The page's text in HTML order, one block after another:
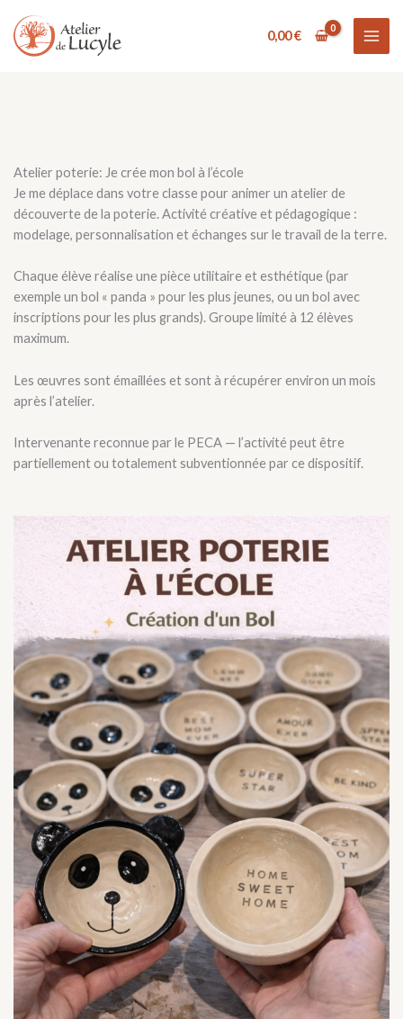
contenu
0,00€
Atelier poterie: Je crée mon bol à l’école
Je me déplace dans votre classe pour animer un atelier de
découverte de la poterie. Activité créative et pédagogique :
modelage, personnalisation et échanges sur le travail de la terre.
Chaque élève réalise une pièce utilitaire et esthétique (par
exemple un bol « panda » pour les plus jeunes, ou un bol avec
inscriptions pour les plus grands). Groupe limité à 12 élèves
maximum.
Les œuvres sont émaillées et sont à récupérer environ un mois
après l’atelier.
Intervenante reconnue par le PECA — l’activité peut être
partiellement ou totalement subventionnée par ce dispositif.